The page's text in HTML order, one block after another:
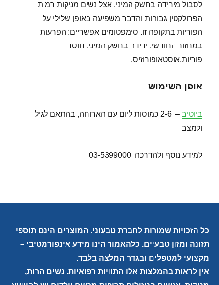
לסבול מירידה בחשק המיני. אצל נשים מניקות רמות
הפרולקטין גבוהות והדבר משפיעה באופן שלילי על
הפוריות בתקופה זו. סימפטומים אפשריים: הפרעות
במחזור החודשי, ירידה בחשק המיני, חוסר
פוריות,אוסטאופורוזיס.
אופן השימוש
ביוטיב
– 2-6 כמוסות ליום עם הארוחה, בהתאם לגיל
ולמצב
למידע נוסף ולהדרכה 03-5399000
כל הזכויות שמורות לחברת טבעוני. המוצרים הינם תוספי
תזונה ומזון טבעיים. כלהאמור הינו מידע אינפורמטיבי –
מקצועי למטפלים ובגדר המלצה בלבד.
אין לראות בהמלצות אלו התוויות רפואיות. נשים הרות,